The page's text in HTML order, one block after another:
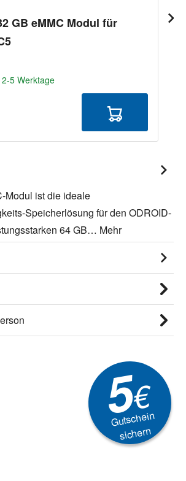
GB eMMC Modul für
5 Werktage
Modul ist die ideale
Speicherlösung für den ODROID-
64 GB… Mehr
5€
Gutschein
sichern